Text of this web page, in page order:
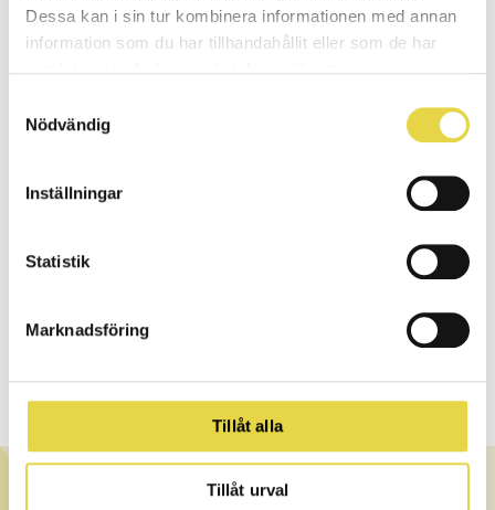
Dessa kan i sin tur kombinera informationen med annan
information som du har tillhandahållit eller som de har
Nödvändig
Inställningar
Statistik
Marknadsföring
Tillåt alla
Tillåt urval